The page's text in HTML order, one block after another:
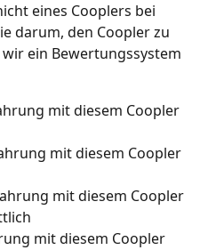
eines Cooplers bei
darum, den Coopler zu
ein Bewertungssystem
mit diesem Coopler
mit diesem Coopler
mit diesem Coopler
mit diesem Coopler